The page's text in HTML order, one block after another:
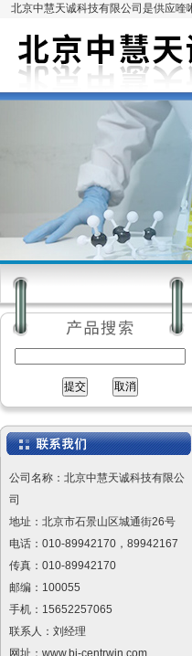
北京中慧天诚科技有限公司是供应喹
公司名称：北京中慧天诚科技有限公
司
地址：北京市石景山区城通街26号
电话：010-89942170，89942167
传真：010-89942170
邮编：100055
手机：15652257065
联系人：刘经理
网址：www.bj-centrwin.com